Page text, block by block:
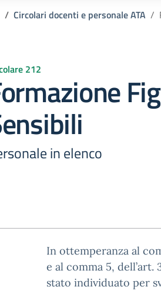
Circolari docenti e personale ATA
212
in elenco
In ottemperanza al
e al comma 5,
stato individuato per